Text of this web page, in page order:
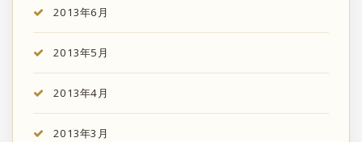
2013年6月
2013年5月
2013年4月
2013年3月